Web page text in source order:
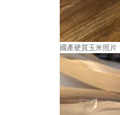
國產硬質玉米照片